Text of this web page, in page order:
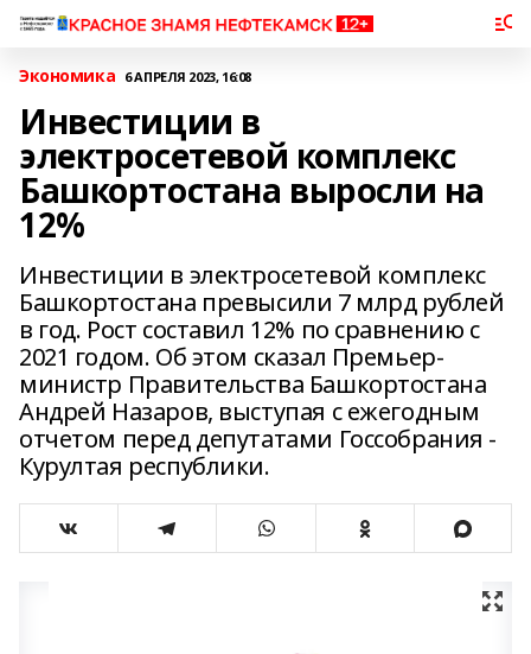
Экономика 6 АПРЕЛЯ 2023, 16:08
Инвестиции в
электросетевой комплекс
Башкортостана выросли на
12%
Инвестиции в электросетевой комплекс
Башкортостана превысили 7 млрд рублей
в год. Рост составил 12% по сравнению с
2021 годом. Об этом сказал Премьер-
министр Правительства Башкортостана
Андрей Назаров, выступая с ежегодным
отчетом перед депутатами Госсобрания -
Курултая республики.